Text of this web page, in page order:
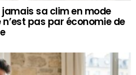
sa clim en mode
pas par économie de